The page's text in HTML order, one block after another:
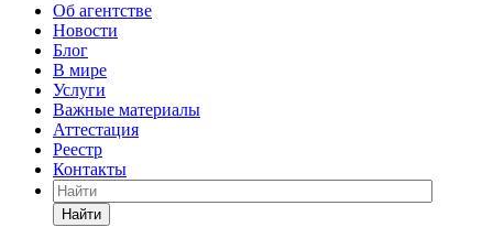
Об агентстве
Новости
Блог
В мире
Услуги
Важные материалы
Аттестация
Реестр
Контакты
Найти